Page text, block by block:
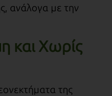
ανάλογα με την
και Χωρίς
της